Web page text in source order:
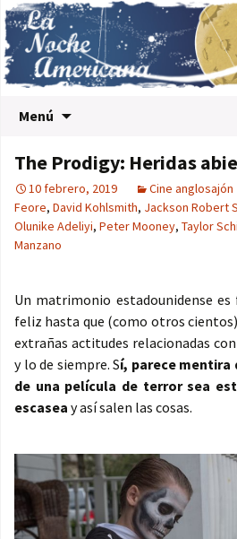
Menú
The Prodigy: Heridas
10 febrero, 2019 Cine anglosajón
Feore, David Kohlsmith, Jackson Robert
Olunike Adeliyi, Peter Mooney, Taylor
Manzano
Un matrimonio estadounidense
feliz hasta que (como otros
extrañas actitudes relacionadas
y lo de siempre. Sí, parece mentira
de una película de terror sea
escasea y así salen las cosas.